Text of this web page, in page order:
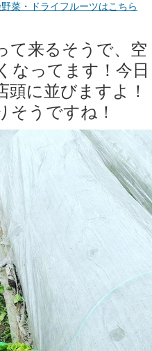
菜・ドライフルーツはこちら
て来るそうで、空
なってます！今日
頭に並びますよ！
そうですね！